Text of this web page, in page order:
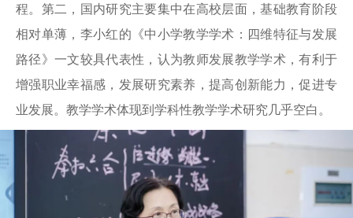
程。第二，国内研究主要集中在高校层面，基础教育阶段
相对单薄，李小红的《中小学教学学术：四维特征与发展
路径》一文较具代表性，认为教师发展教学学术，有利于
增强职业幸福感，发展研究素养，提高创新能力，促进专
业发展。教学学术体现到学科性教学学术研究几乎空白。